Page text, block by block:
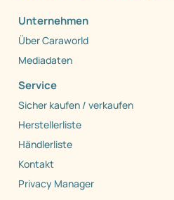
Unternehmen
Über Caraworld
Mediadaten
Service
Sicher kaufen / verkaufen
Herstellerliste
Händlerliste
Kontakt
Privacy Manager